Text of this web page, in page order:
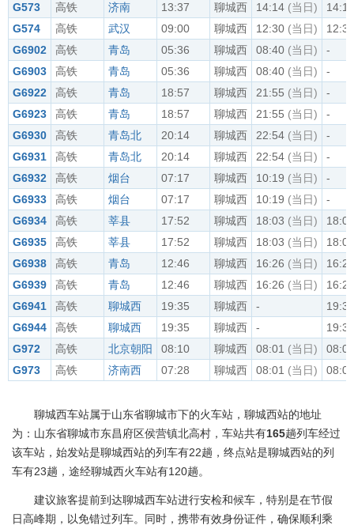
G573
高铁 济南 13:37 聊城西 14:14 (当日)
14:17
G574
高铁 武汉 09:00 聊城西 12:30 (当日)
12:34
G6902
高铁 青岛 05:36 聊城西 08:40 (当日)
-
G6903
高铁 青岛 05:36 聊城西 08:40 (当日)
-
G6922
高铁 青岛 18:57 聊城西 21:55 (当日)
-
G6923
高铁 青岛 18:57 聊城西 21:55 (当日)
-
G6930
高铁 青岛北 20:14 聊城西 22:54 (当日)
-
G6931
高铁 青岛北 20:14 聊城西 22:54 (当日)
-
G6932
高铁 烟台 07:17 聊城西 10:19 (当日)
-
G6933
高铁 烟台 07:17 聊城西 10:19 (当日)
-
G6934
高铁 莘县 17:52 聊城西 18:03 (当日)
18:07
G6935
高铁 莘县 17:52 聊城西 18:03 (当日)
18:07
G6938
高铁 青岛 12:46 聊城西 16:26 (当日)
16:28
G6939
高铁 青岛 12:46 聊城西 16:26 (当日)
16:28
G6941
高铁 聊城西 19:35 聊城西 -
19:35
G6944
高铁 聊城西 19:35 聊城西 -
19:35
G972
高铁 北京朝阳 08:10 聊城西 08:01 (当日)
08:04
G973
高铁 济南西 07:28 聊城西 08:01 (当日) 08:04
聊城西车站属于山东省聊城市下的火车站，聊城西站的地址
为：山东省聊城市东昌府区侯营镇北高村，车站共有165趟列车经过
该车站，始发站是聊城西站的列车有22趟，终点站是聊城西站的列
车有23趟，途经聊城西火车站有120趟。
建议旅客提前到达聊城西车站进行安检和候车，特别是在节假
日高峰期，以免错过列车。同时，携带有效身份证件，确保顺利乘